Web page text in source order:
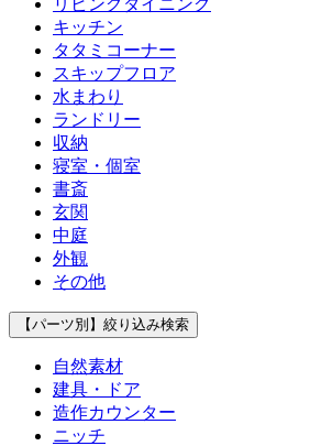
リビングダイニング
キッチン
タタミコーナー
スキップフロア
水まわり
ランドリー
収納
寝室・個室
書斎
玄関
中庭
外観
その他
【パーツ別】 絞り込み検索
自然素材
建具・ドア
造作カウンター
ニッチ